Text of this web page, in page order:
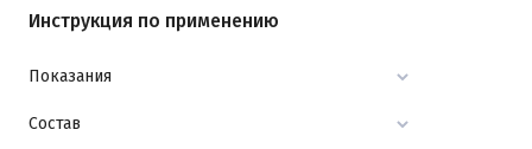
Инструкция по применению
Показания
Состав